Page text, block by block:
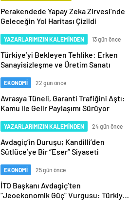
Perakendede Yapay Zeka Zirvesi’nde
Geleceğin Yol Haritası Çizildi
YAZARLARIMIZIN KALEMİNDEN 13 gün önce
Türkiye’yi Bekleyen Tehlike: Erken
Sanayisizleşme ve Üretim Sanatı
EKONOMİ 22 gün önce
Avrasya Tüneli, Garanti Trafiğini Aştı:
Kamu ile Gelir Paylaşımı Sürüyor
YAZARLARIMIZIN KALEMİNDEN 24 gün önce
Avdagiç’in Duruşu; Kandilli’den
Sütlüce’ye Bir “Eser” Siyaseti
EKONOMİ 25 gün önce
İTO Başkanı Avdagiç’ten
“Jeoekonomik Güç” Vurgusu: Türkiye,